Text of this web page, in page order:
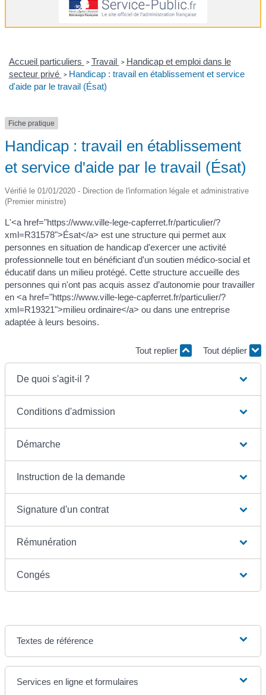
Accueil particuliers > Travail > Handicap et emploi dans le
secteur privé > Handicap : travail en établissement et service
d'aide par le travail (Ésat)
Fiche pratique
Handicap : travail en établissement
et service d'aide par le travail (Ésat)
Vérifié le 01/01/2020 - Direction de l'information légale et administrative
(Premier ministre)
L'<a href="https://www.ville-lege-capferret.fr/particulier/?
xml=R31578">Ésat</a> est une structure qui permet aux
personnes en situation de handicap d'exercer une activité
professionnelle tout en bénéficiant d'un soutien médico-social et
éducatif dans un milieu protégé. Cette structure accueille des
personnes qui n'ont pas acquis assez d’autonomie pour travailler
en <a href="https://www.ville-lege-capferret.fr/particulier/?
xml=R19321">milieu ordinaire</a> ou dans une entreprise
adaptée à leurs besoins.
Tout replier Tout déplier
De quoi s'agit-il ?
Conditions d'admission
Démarche
Instruction de la demande
Signature d'un contrat
Rémunération
Congés
Textes de référence
Services en ligne et formulaires